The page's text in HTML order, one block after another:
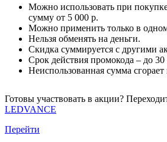
Можно использовать при
сумму от 5 000 р.
Можно применить только в одном
Нельзя обменять на деньги.
Скидка суммируется с другими
Срок действия промокода – до 30
Неиспользованная сумма
Готовы участвовать в акции?
LEDVANCE
Перейти